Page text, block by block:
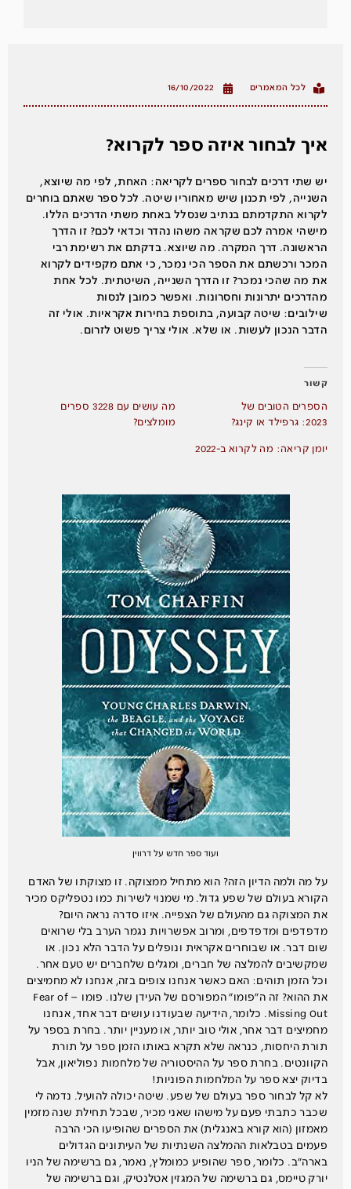
לכל המאמרים 16/10/2022
איך לבחור איזה ספר לקרוא?
יש שתי דרכים לבחור ספרים לקריאה: האחת, לפי מה שיוצא,
השנייה, לפי תכנון שיש מאחוריו שיטה. לכל ספר שאתם בוחרים
לקרוא התקדמתם בנתיב שנסלל באחת משתי הדרכים הללו.
מישהי אמרה לכם שקראה משהו נהדר וכדאי לכם? זו הדרך
הראשונה. דרך המקרה. מה שיוצא. בדקתם את רשימת רבי
המכר ורכשתם את הספר הכי נמכר, כי אתם מקפידים לקרוא
את מה שהכי נמכר? זו הדרך השנייה, השיטתית. לכל אחת
מהדרכים יתרונות וחסרונות. ואפשר כמובן לנסות
שילובים: שיטה קבועה, בתוספת בחירות אקראיות. אולי זה
הדבר הנכון לעשות. או שלא. אולי צריך פשוט לזרום.
קשור
הספרים הטובים של
2023: גרפילד או קינג?
מה עושים עם 3228 ספרים
מומלצים?
יומן קריאה: מה לקרוא ב-2022
ועוד ספר חדש על דרווין
על מה ולמה הדיון הזה? הוא מתחיל ממצוקה. זו מצוקתו של האדם
הקורא בעולם של שפע גדול. מי שמנוי לשירות כמו נטפליקס מכיר
את המצוקה גם מהעולם של הצפייה. איזו סדרה נראה היום?
מדפדפים ומדפדפים, ומרוב אפשרויות נגמר הערב בלי שרואים
שום דבר. או שבוחרים אקראית ונופלים על הדבר הלא נכון. או
שמקשיבים להמלצה של חברים, ומגלים שלחברים יש טעם אחר.
וכל הזמן תוהים: האם כאשר אנחנו צופים בזה, אנחנו לא מחמיצים
את ההוא? זה ה״פומו״ המפורסם של העידן שלנו. פומו – Fear of
Missing Out. כלומר, הידיעה שבעודנו עושים דבר אחד, אנחנו
מחמיצים דבר אחר, אולי טוב יותר, או מעניין יותר. בחרת בספר על
תורת היחסות, כנראה שלא תקרא באותו הזמן ספר על תורת
הקוונטים. בחרת ספר על ההיסטוריה של מלחמות נפוליאון, אבל
בדיוק יצא ספר על המלחמות הפוניות!
לא קל לבחור ספר בעולם של שפע. שיטה יכולה להועיל. נדמה לי
שכבר כתבתי פעם על מישהו שאני מכיר, שבכל תחילת שנה מזמין
מאמזון (הוא קורא באנגלית) את הספרים שהופיעו הכי הרבה
פעמים בטבלאות ההמלצה השנתיות של העיתונים הגדולים
בארה״ב. כלומר, ספר שהופיע כמומלץ, נאמר, גם ברשימה של הניו
יורק טיימס, גם ברשימה של המגזין אטלנטיק, וגם ברשימה של